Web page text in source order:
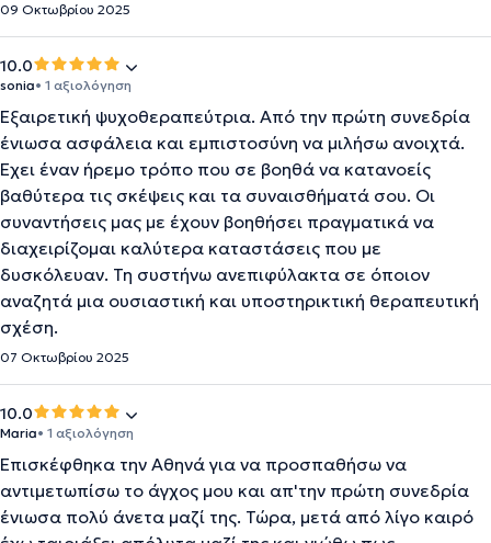
09 Οκτωβρίου 2025
10.0
sonia• 1 αξιολόγηση
Εξαιρετική ψυχοθεραπεύτρια. Από την πρώτη συνεδρία
ένιωσα ασφάλεια και εμπιστοσύνη να μιλήσω ανοιχτά.
Έχει έναν ήρεμο τρόπο που σε βοηθά να κατανοείς
βαθύτερα τις σκέψεις και τα συναισθήματά σου. Οι
συναντήσεις μας με έχουν βοηθήσει πραγματικά να
διαχειρίζομαι καλύτερα καταστάσεις που με
δυσκόλευαν. Τη συστήνω ανεπιφύλακτα σε όποιον
αναζητά μια ουσιαστική και υποστηρικτική θεραπευτική
σχέση.
07 Οκτωβρίου 2025
10.0
Maria• 1 αξιολόγηση
Επισκέφθηκα την Αθηνά για να προσπαθήσω να
αντιμετωπίσω το άγχος μου και απ'την πρώτη συνεδρία
ένιωσα πολύ άνετα μαζί της. Τώρα, μετά από λίγο καιρό